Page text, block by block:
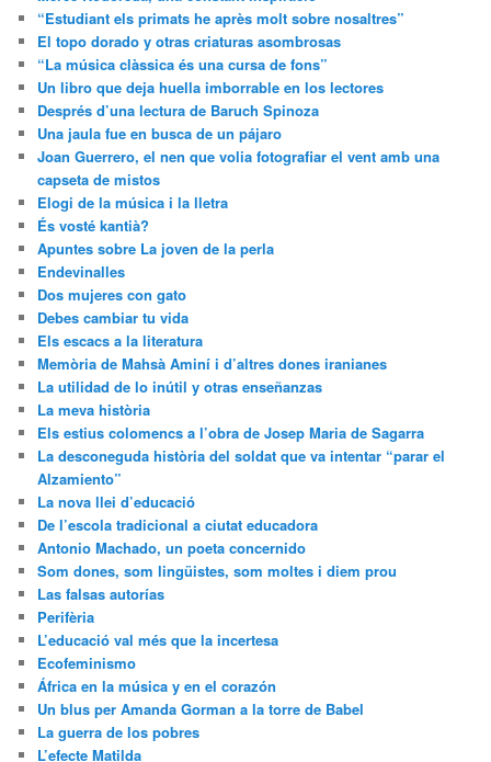
“Estudiant els primats he après molt sobre nosaltres”
El topo dorado y otras criaturas asombrosas
“La música clàssica és una cursa de fons”
Un libro que deja huella imborrable en los lectores
Després d’una lectura de Baruch Spinoza
Una jaula fue en busca de un pájaro
Joan Guerrero, el nen que volia fotografiar el vent amb una
capseta de mistos
Elogi de la música i la lletra
És vosté kantià?
Apuntes sobre La joven de la perla
Endevinalles
Dos mujeres con gato
Debes cambiar tu vida
Els escacs a la literatura
Memòria de Mahsà Aminí i d’altres dones iranianes
La utilidad de lo inútil y otras enseñanzas
La meva història
Els estius colomencs a l’obra de Josep Maria de Sagarra
La desconeguda història del soldat que va intentar “parar el
Alzamiento”
La nova llei d’educació
De l’escola tradicional a ciutat educadora
Antonio Machado, un poeta concernido
Som dones, som lingüistes, som moltes i diem prou
Las falsas autorías
Perifèria
L’educació val més que la incertesa
Ecofeminismo
África en la música y en el corazón
Un blus per Amanda Gorman a la torre de Babel
La guerra de los pobres
L’efecte Matilda